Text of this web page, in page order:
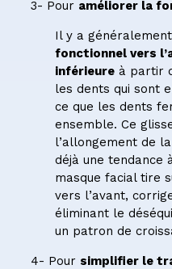
3- Pour améliorer la
Il y a
fonctionnel vers
inférieureà partir
les dents qui sont
ce que les dents
ensemble. Ce
l’allongement de
déjà une tendance
masque facial tire
vers l’avant,
éliminant le
un patron de
4- Pour simplifier le